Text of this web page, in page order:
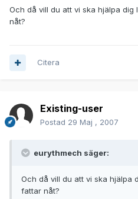
Och då vill du att vi ska hjälpa
nåt?
Citera
Existing-user
Postad 29 Maj , 2007
eurythmech säger:
Och då vill du att vi ska hjälpa
fattar nåt?